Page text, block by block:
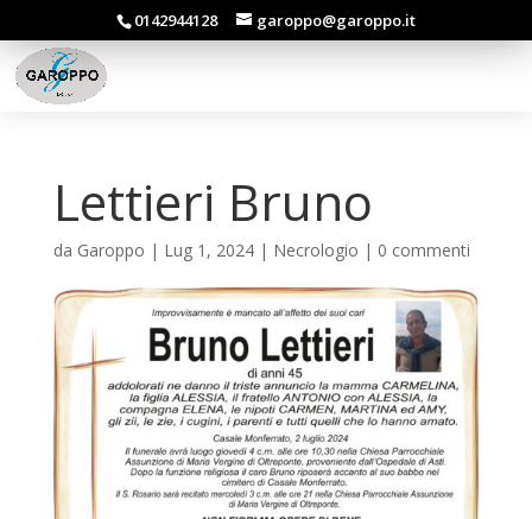
0142944128 garoppo@garoppo.it
Lettieri Bruno
da Garoppo | Lug 1, 2024| Necrologio | 0 commenti